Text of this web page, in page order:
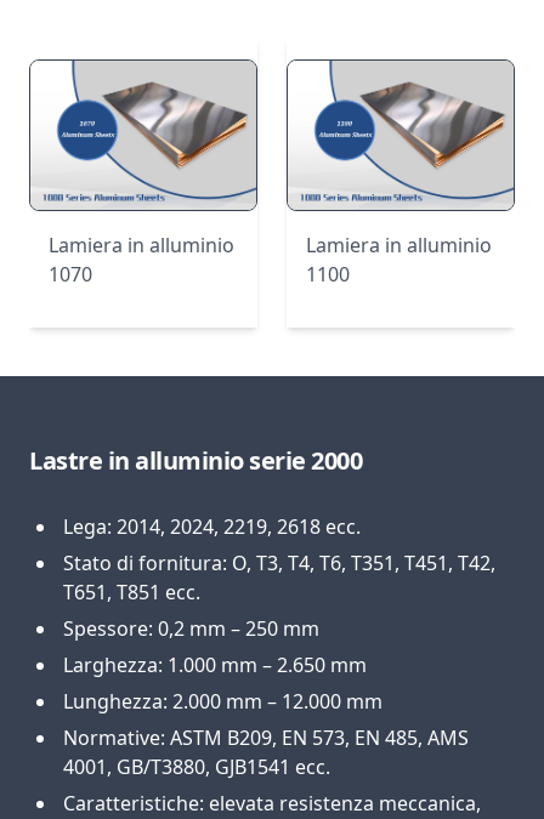
Lamiera in alluminio
1070
Lamiera in alluminio
1100
Lastre in alluminio serie 2000
Lega: 2014, 2024, 2219, 2618 ecc.
Stato di fornitura: O, T3, T4, T6, T351, T451, T42,
T651, T851 ecc.
Spessore: 0,2 mm – 250 mm
Larghezza: 1.000 mm – 2.650 mm
Lunghezza: 2.000 mm – 12.000 mm
Normative: ASTM B209, EN 573, EN 485, AMS
4001, GB/T3880, GJB1541 ecc.
Caratteristiche: elevata resistenza meccanica,